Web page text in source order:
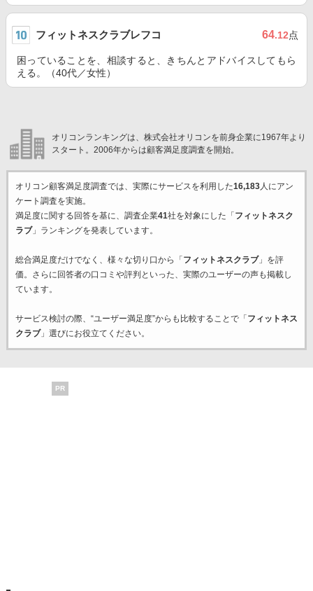
フィットネスクラブレフコ 64.12点
困っていることを、相談すると、きちんとアドバイスしてもら
える。（40代／女性）
オリコンランキングは、株式会社オリコンを前身企業に1967年より
スタート。2006年からは顧客満足度調査を開始。
オリコン顧客満足度調査では、実際にサービスを利用した16,183人にアン
ケート調査を実施。
満足度に関する回答を基に、調査企業41社を対象にした「 フィットネスク
ラブ」ランキングを発表しています。
総合満足度だけでなく、様々な切り口から「 フィットネスクラブ」を評
価。さらに回答者の口コミや評判といった、実際のユーザーの声も掲載し
ています。
サービス検討の際、“ユーザー満足度”からも比較することで「 フィットネス
クラブ」選びにお役立てください。
PR